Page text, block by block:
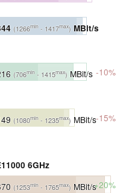
(1266min - 1417max) MBit/s
(706min - 1415max)MBit/s -10%
(1080min - 1235max) MBit/s-15%
6GHz
(1253min - 1765max) MBit/s+20%